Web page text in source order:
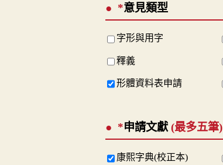
*意見類型
字形與用字
釋義
形體資料表申請
*申請文獻 (最多五筆)
康熙字典(校正本)